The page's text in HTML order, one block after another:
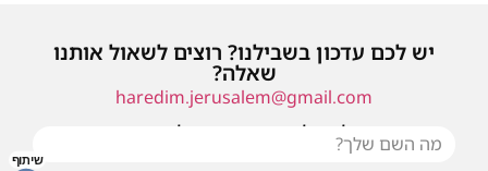
יש לכם עדכון בשבילנו? רוצים לשאול אותנו
שאלה?
haredim.jerusalem@gmail.com
או שילחו אלינו פנייה ונחזור אליכם בהקדם
שיתוף